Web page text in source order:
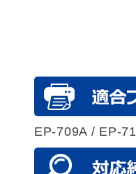
EP-709A / EP-